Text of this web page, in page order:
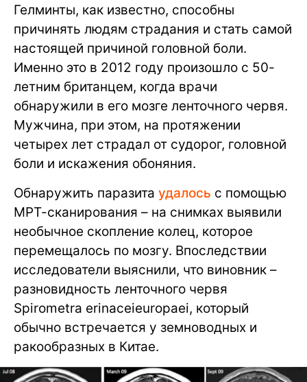
Гелминты, как известно, способны
причинять людям страдания и стать самой
настоящей причиной головной боли.
Именно это в 2012 году произошло с 50-
летним британцем, когда врачи
обнаружили в его мозге ленточного червя.
Мужчина, при этом, на протяжении
четырех лет страдал от судорог, головной
боли и искажения обоняния.
Обнаружить паразита удалось с помощью
МРТ-сканирования – на снимках выявили
необычное скопление колец, которое
перемещалось по мозгу. Впоследствии
исследователи выяснили, что виновник –
разновидность ленточного червя
Spirometra erinaceieuropaei, который
обычно встречается у земноводных и
ракообразных в Китае.